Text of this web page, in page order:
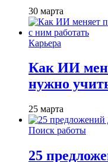
30 марта
Карьера
Как ИИ
нужно
25 марта
Поиск работы
25